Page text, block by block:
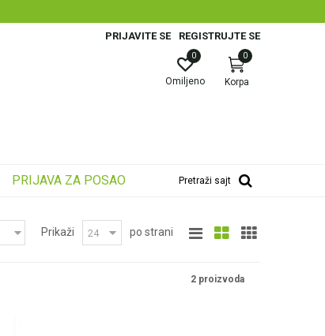
PRIJAVITE SE REGISTRUJTE SE
Korpa
0
Omiljeno
0
PRIJAVA ZA POSAO Pretraži sajt
Prikaži po strani
2 proizvoda